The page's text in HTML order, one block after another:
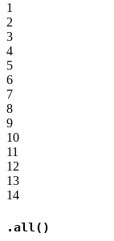
1
2
3
4
5
6
7
8
9
10
11
12
13
14
.all()